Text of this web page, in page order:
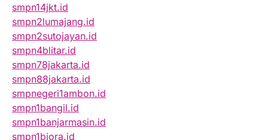
smpn14jkt.id
smpn2lumajang.id
smpn2sutojayan.id
smpn4blitar.id
smpn78jakarta.id
smpn88jakarta.id
smpnegeri1ambon.id
smpn1bangil.id
smpn1banjarmasin.id
smpn1biora.id